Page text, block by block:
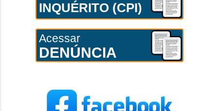
INQUÉRITO (CPI)
Acessar
DENÚNCIA